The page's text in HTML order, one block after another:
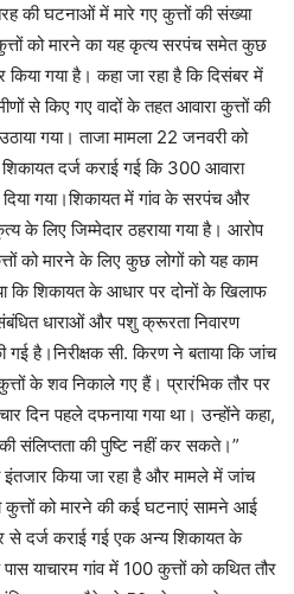
की घटनाओं में मारे गए कुत्तों की संख्या
को मारने का यह कृत्य सरपंच समेत कुछ
किया गया है। कहा जा रहा है कि दिसंबर में
से किए गए वादों के तहत आवारा कुत्तों की
गया। ताजा मामला 22 जनवरी को
दर्ज कराई गई कि 300 आवारा
गया।शिकायत में गांव के सरपंच और
के लिए जिम्मेदार ठहराया गया है। आरोप
को मारने के लिए कुछ लोगों को यह काम
कि शिकायत के आधार पर दोनों के खिलाफ
धाराओं और पशु क्रूरता निवारण
है।निरीक्षक सी. किरण ने बताया कि जांच
के शव निकाले गए हैं। प्रारंभिक तौर पर
दिन पहले दफनाया गया था। उन्होंने कहा,
संलिप्तता की पुष्टि नहीं कर सकते।”
इंतजार किया जा रहा है और मामले में जांच
कुत्तों को मारने की कई घटनाएं सामने आई
से दर्ज कराई गई एक अन्य शिकायत के
याचारम गांव में 100 कुत्तों को कथित तौर